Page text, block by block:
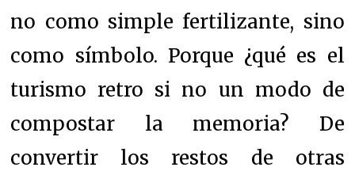
no como simple fertilizante, sino
como símbolo. Porque ¿qué es el
turismo retro si no un modo de
compostar la memoria? De
convertir los restos de otras